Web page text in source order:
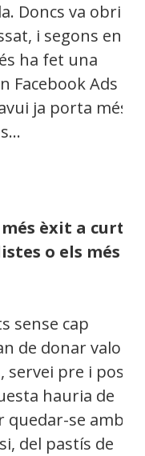
Doncs va obrir
i segons ens
ha fet una
Ads i
ja porta més
èxit a curt-
o els més
sense cap
de donar valor
pre i post
hauria de
quedar-se amb
del pastís de